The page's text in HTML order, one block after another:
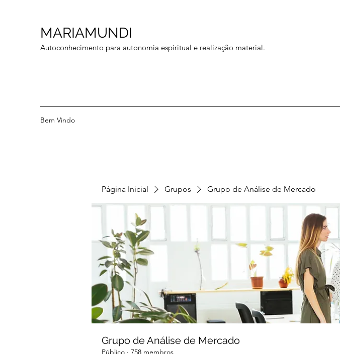
MARIAMUNDI
Autoconhecimento para autonomia espiritual e realização material.
Bem Vindo
Página Inicial Grupos Grupo de Análise de Mercado
Grupo de Análise de Mercado
Público · 758 membros